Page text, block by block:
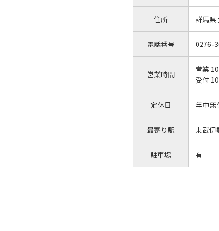
住所 群馬県
電話番号 0276-
営業時間
営業
受付
定休日 年中無
最寄り駅 東武
駐車場 有